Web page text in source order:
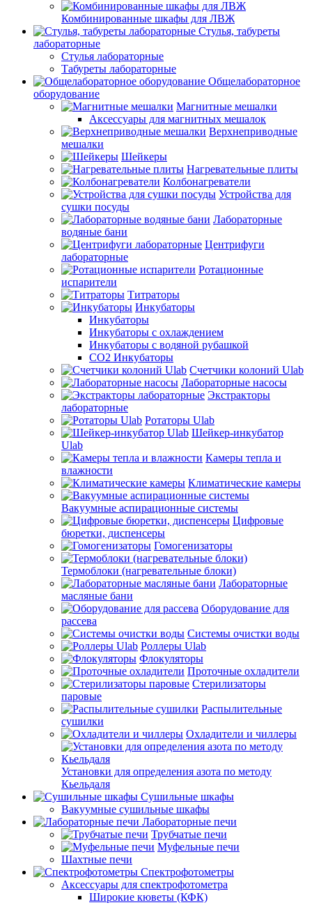
Комбинированные шкафы для ЛВЖ
Стулья, табуреты
лабораторные
Стулья лабораторные
Табуреты лабораторные
Общелабораторное
оборудование
Магнитные мешалки
Аксессуары для магнитных мешалок
Верхнеприводные
мешалки
Шейкеры
Нагревательные плиты
Колбонагреватели
Устройства для
сушки посуды
Лабораторные
водяные бани
Центрифуги
лабораторные
Ротационные
испарители
Титраторы
Инкубаторы
Инкубаторы
Инкубаторы с охлаждением
Инкубаторы с водяной рубашкой
CO2 Инкубаторы
Счетчики колоний Ulab
Лабораторные насосы
Экстракторы
лабораторные
Ротаторы Ulab
Шейкер-инкубатор
Ulab
Камеры тепла и
влажности
Климатические камеры
Вакуумные аспирационные системы
Цифровые
бюретки, диспенсеры
Гомогенизаторы
Термоблоки (нагревательные блоки)
Лабораторные
масляные бани
Оборудование для
рассева
Системы очистки воды
Роллеры Ulab
Флокуляторы
Проточные охладители
Стерилизаторы
паровые
Распылительные
сушилки
Охладители и чиллеры
Установки для определения азота по методу
Кьельдаля
Сушильные шкафы
Вакуумные сушильные шкафы
Лабораторные печи
Трубчатые печи
Муфельные печи
Шахтные печи
Спектрофотометры
Аксессуары для спектрофотометра
Широкие кюветы (КФК)